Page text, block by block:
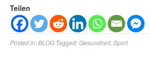
Teilen
Posted in:BLOG Tagged:Gesundheit, Sport